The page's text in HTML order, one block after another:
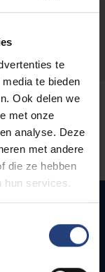
te
te bieden
Ook delen we
met onze
analyse. Deze
met andere
die ze hebben
hun services.